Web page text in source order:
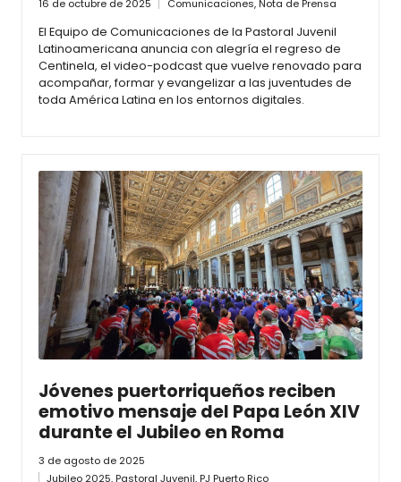
16 de octubre de 2025 Comunicaciones, Nota de Prensa
El Equipo de Comunicaciones de la Pastoral Juvenil
Latinoamericana anuncia con alegría el regreso de
Centinela, el video-podcast que vuelve renovado para
acompañar, formar y evangelizar a las juventudes de
toda América Latina en los entornos digitales.
Jóvenes puertorriqueños reciben
emotivo mensaje del Papa León XIV
durante el Jubileo en Roma
3 de agosto de 2025
Jubileo 2025,Pastoral Juvenil,PJ Puerto Rico